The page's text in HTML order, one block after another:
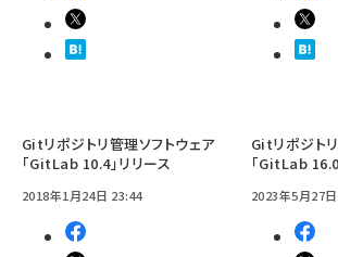
Gitリポジトリ管理ソフトウェア
「GitLab 10.4」リリース
2018年1月24日 23:44
Gitリポジト
「GitLab
2023年5月27